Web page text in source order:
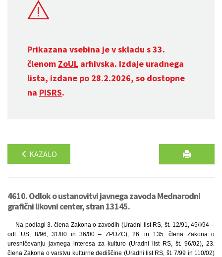
Prikazana vsebina je v skladu s 33.
členom ZoUL arhivska. Izdaje uradnega
lista, izdane po 28.2.2026, so dostopne
na PISRS.
KAZALO
4610. Odlok o ustanovitvi javnega zavoda Mednarodni
grafični likovni center, stran 13145.
Na podlagi 3. člena Zakona o zavodih (Uradni list RS, št. 12/91, 45/I/94 –
odl. US, 8/96, 31/00 in 36/00 – ZPDZC), 26. in 135. člena Zakona o
uresničevanju javnega interesa za kulturo (Uradni list RS, št. 96/02), 23.
člena Zakona o varstvu kulturne dediščine (Uradni list RS, št. 7/99 in 110/02)